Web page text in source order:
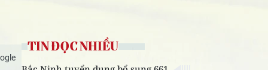
TIN ĐỌC NHIỀU